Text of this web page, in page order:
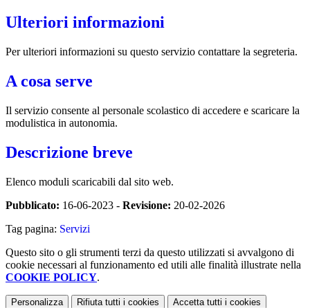
Ulteriori informazioni
Per ulteriori informazioni su questo servizio contattare la segreteria.
A cosa serve
Il servizio consente al personale scolastico di accedere e scaricare la
modulistica in autonomia.
Descrizione breve
Elenco moduli scaricabili dal sito web.
Pubblicato: 16-06-2023 - Revisione: 20-02-2026
Tag pagina: Servizi
Questo sito o gli strumenti terzi da questo utilizzati si avvalgono di
cookie necessari al funzionamento ed utili alle finalità illustrate nella
COOKIE POLICY.
Personalizza Rifiuta tutti i cookies Accetta tutti i cookies